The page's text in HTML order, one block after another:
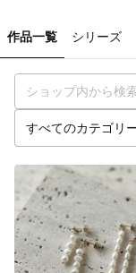
作品一覧 シリーズ